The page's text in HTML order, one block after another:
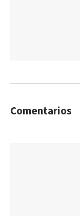
Comentarios